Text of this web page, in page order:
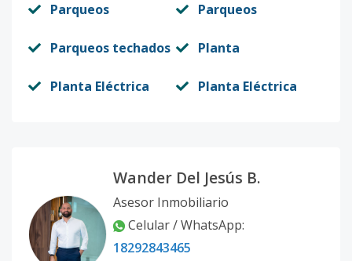
Parqueos Parqueos
Parqueos techados Planta
Planta Eléctrica Planta Eléctrica
Wander Del Jesús B.
Asesor Inmobiliario
Celular / WhatsApp:
18292843465